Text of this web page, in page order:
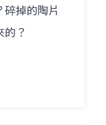
掉的陶片
的？